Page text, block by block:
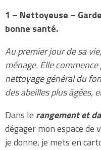
1 – Nettoyeuse –
bonne santé.
Au premier jour de sa
ménage. Elle
nettoyage général du
des abeilles plus âgées,
Dans le rangement et
dégager mon espace de
je donne, je mets en